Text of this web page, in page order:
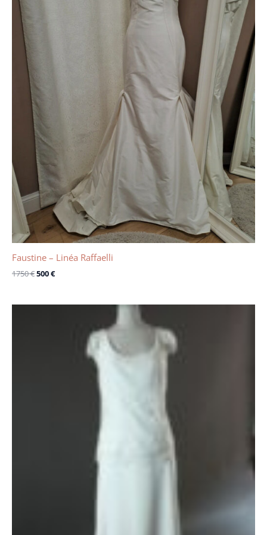
Faustine – Linéa Raffaelli
1750€500€